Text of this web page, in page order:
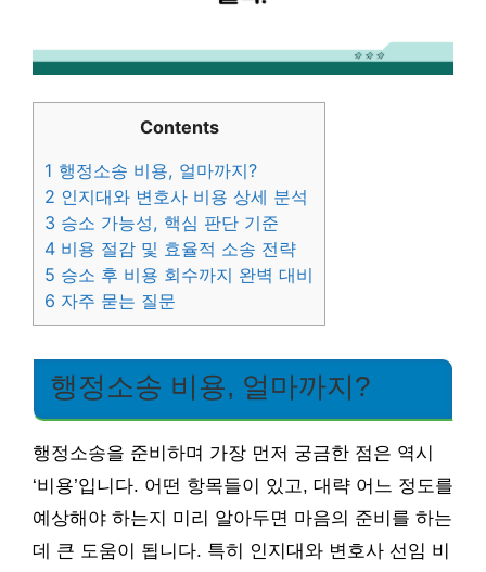
Contents
1 행정소송 비용, 얼마까지?
2 인지대와 변호사 비용 상세 분석
3 승소 가능성, 핵심 판단 기준
4 비용 절감 및 효율적 소송 전략
5 승소 후 비용 회수까지 완벽 대비
6 자주 묻는 질문
행정소송 비용, 얼마까지?
행정소송을 준비하며 가장 먼저 궁금한 점은 역시
‘비용’입니다. 어떤 항목들이 있고, 대략 어느 정도를
예상해야 하는지 미리 알아두면 마음의 준비를 하는
데 큰 도움이 됩니다. 특히 인지대와 변호사 선임 비